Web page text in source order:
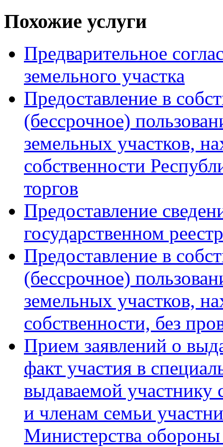
Похожие услуги
Предварительное
земельного участка
Предоставление в
(бессрочное)
земельных участков,
собственности
торгов
Предоставление
государственном
Предоставление в
(бессрочное)
земельных участков,
собственности, без
Прием заявлений о
факт участия в
выдаваемой участнику
и членам семьи
Министерства